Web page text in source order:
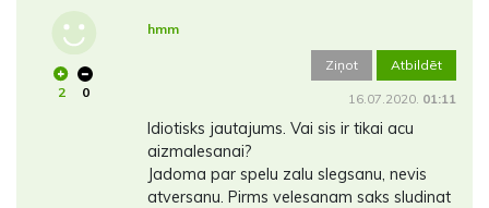
2 0
hmm
Ziņot Atbildēt
16.07.2020. 01:11
Idiotisks jautajums. Vai sis ir tikai acu
aizmalesanai?
Jadoma par spelu zalu slegsanu, nevis
atversanu. Pirms velesanam saks sludinat